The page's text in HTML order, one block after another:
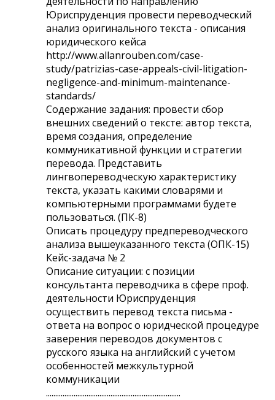
Юриспруденция провести переводческий
анализ оригинального текста - описания
юридического кейса
http://www.allanrouben.com/case-
study/patrizias-case-appeals-civil-litigation-
negligence-and-minimum-maintenance-
standards/
Содержание задания: провести сбор
внешних сведений о тексте: автор текста,
время создания, определение
коммуникативной функции и стратегии
перевода. Представить
лингвопереводческую характеристику
текста, указать какими словарями и
компьютерными программами будете
пользоваться. (ПК-8)
Описать процедуру предпереводческого
анализа вышеуказанного текста (ОПК-15)
Кейс-задача № 2
Описание ситуации: с позиции
консультанта переводчика в сфере проф.
деятельности Юриспруденция
осуществить перевод текста письма -
ответа на вопрос о юридческой процедуре
заверения переводов документов с
русского языка на английский с учетом
особенностей межкультурной
коммуникации
.........................................................................